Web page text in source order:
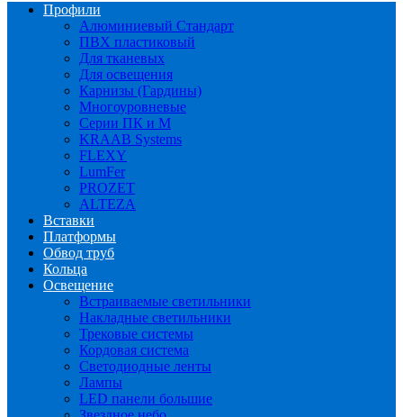
Профили
Алюминиевый Стандарт
ПВХ пластиковый
Для тканевых
Для освещения
Карнизы (Гардины)
Многоуровневые
Серии ПК и М
KRAAB Systems
FLEXY
LumFer
PROZET
ALTEZA
Вставки
Платформы
Обвод труб
Кольца
Освещение
Встраиваемые светильники
Накладные светильники
Трековые системы
Кордовая система
Светодиодные ленты
Лампы
LED панели большие